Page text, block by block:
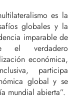
es la
globales y la
imparable de
el verdadero
económica,
participa
global y se
mundial abierta”.